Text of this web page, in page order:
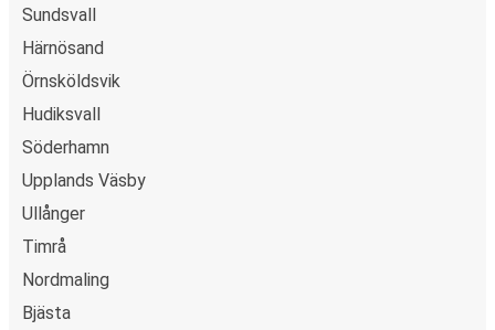
Sundsvall
Härnösand
Örnsköldsvik
Hudiksvall
Söderhamn
Upplands Väsby
Ullånger
Timrå
Nordmaling
Bjästa